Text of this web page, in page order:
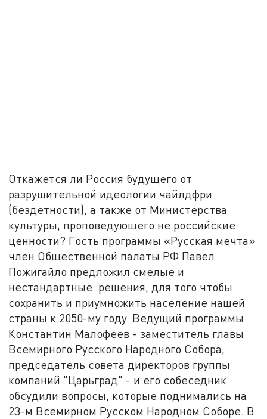
Откажется ли Россия будущего от
разрушительной идеологии чайлдфри
(бездетности), а также от Министерства
культуры, проповедующего не российские
ценности? Гость программы «Русская мечта»
член Общественной палаты РФ Павел
Пожигайло предложил смелые и
нестандартные решения, для того чтобы
сохранить и приумножить население нашей
страны к 2050-му году. Ведущий программы
Константин Малофеев - заместитель главы
Всемирного Русского Народного Собора,
председатель совета директоров группы
компаний "Царьград" - и его собеседник
обсудили вопросы, которые поднимались на
23-м Всемирном Русском Народном Соборе. В